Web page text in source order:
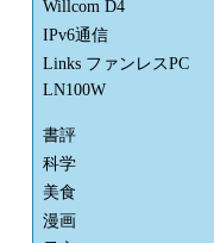
Willcom D4
IPv6通信
Links ファンレスPC
LN100W
書評
科学
美食
漫画